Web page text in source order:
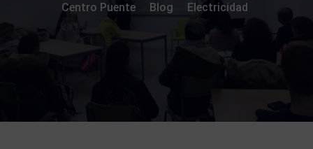
Centro Puente Blog Electricidad